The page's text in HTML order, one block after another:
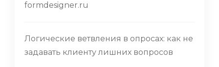
formdesigner.ru
Логические ветвления в опросах: как не
задавать клиенту лишних вопросов